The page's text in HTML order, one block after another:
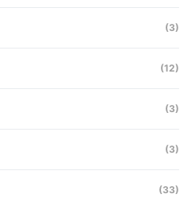
(3)
(12)
(3)
(3)
(33)